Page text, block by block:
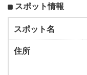
スポット情報
スポット名
住所